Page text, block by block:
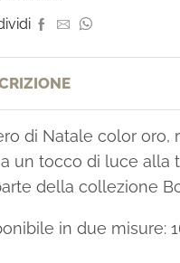
di Natale color oro,
un tocco di luce alla
della collezione
in due misure: